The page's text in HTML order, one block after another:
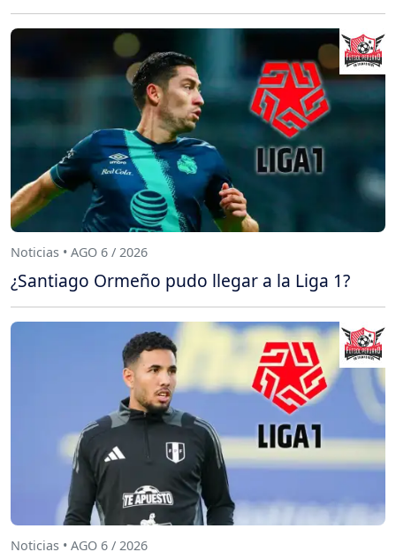
Noticias • AGO 6 / 2026
¿Santiago Ormeño pudo llegar a la Liga 1?
Noticias • AGO 6 / 2026